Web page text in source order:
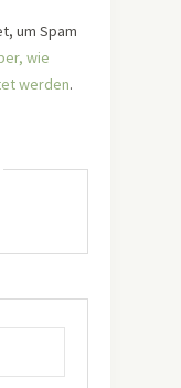
um Spam
wie
werden.